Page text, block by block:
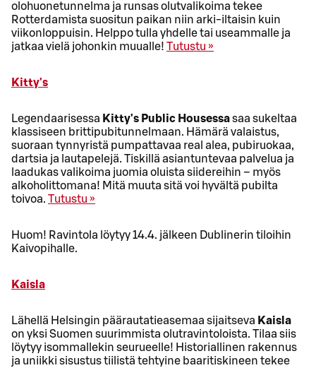
olohuonetunnelma ja runsas olutvalikoima tekee
Rotterdamista suositun paikan niin arki-iltaisin kuin
viikonloppuisin. Helppo tulla yhdelle tai useammalle ja
jatkaa vielä johonkin muualle! Tutustu »
Kitty's
Legendaarisessa Kitty's Public Housessasaa sukeltaa
klassiseen brittipubitunnelmaan. Hämärä valaistus,
suoraan tynnyristä pumpattavaa real alea, pubiruokaa,
dartsia ja lautapelejä. Tiskillä asiantuntevaa palvelua ja
laadukas valikoima juomia oluista siidereihin – myös
alkoholittomana! Mitä muuta sitä voi hyvältä pubilta
toivoa. Tutustu »
Huom! Ravintola löytyy 14.4. jälkeen Dublinerin tiloihin
Kaivopihalle.
Kaisla
Lähellä Helsingin päärautatieasemaa sijaitseva Kaisla
on yksi Suomen suurimmista olutravintoloista. Tilaa siis
löytyy isommallekin seurueelle! Historiallinen rakennus
ja uniikki sisustus tiilistä tehtyine baaritiskineen tekee